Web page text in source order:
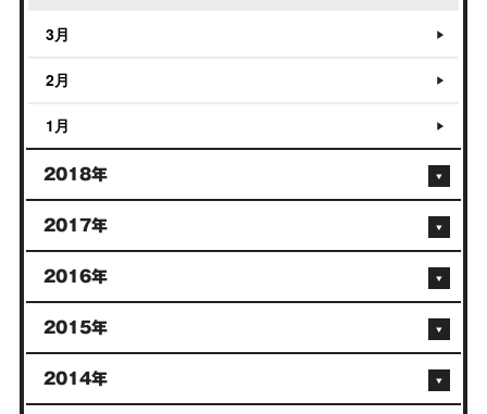
3月
2月
1月
2018年
2017年
2016年
2015年
2014年